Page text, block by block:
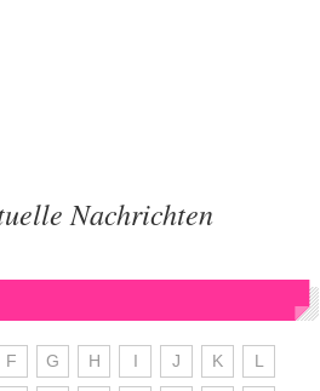
Nachrichten
F G H I J K L